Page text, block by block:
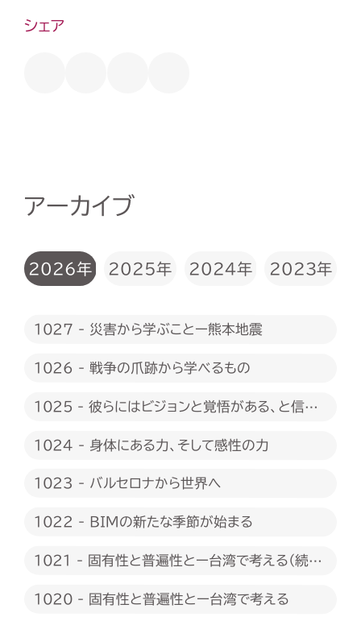
シェア
アーカイブ
2026年 2025年 2024年 2023年
1027 - 災害から学ぶことー熊本地震
1026 - 戦争の爪跡から学べるもの
1025 - 彼らにはビジョンと覚悟がある、と信じ
1024 - 身体にある力、そして感性の力
1023 - バルセロナから世界へ
1022 - BIMの新たな季節が始まる
1021 - 固有性と普遍性とー台湾で考える（続
1020 - 固有性と普遍性とー台湾で考える